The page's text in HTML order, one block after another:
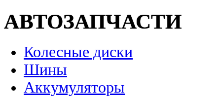
АВТОЗАПЧАСТИ
Колесные диски
Шины
Аккумуляторы